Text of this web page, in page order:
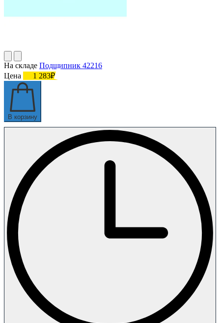
На складе Подшипник 42216
Цена
1 283₽
В корзину